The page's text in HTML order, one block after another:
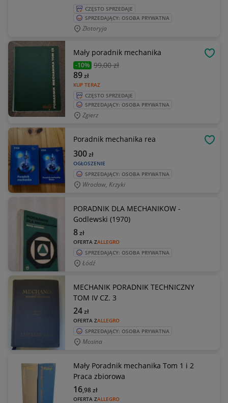
CZĘSTO SPRZEDAJE
SPRZEDAJĄCY: OSOBA PRYWATNA
Złotoryja
Mały poradnik mechanika
-10% 99,00 zł
KUP TERAZ
89zł
CZĘSTO SPRZEDAJE
SPRZEDAJĄCY: OSOBA PRYWATNA
Zgierz
Poradnik mechanika rea
OGŁOSZENIE
300zł
SPRZEDAJĄCY: OSOBA PRYWATNA
Wrocław, Krzyki
PORADNIK DLA MECHANIKOW -
Godlewski (1970)
OFERTA ZALLEGRO
8zł
SPRZEDAJĄCY: OSOBA PRYWATNA
Łódź
MECHANIK PORADNIK TECHNICZNY
TOM IV CZ. 3
OFERTA ZALLEGRO
24zł
SPRZEDAJĄCY: OSOBA PRYWATNA
Mosina
Mały Poradnik mechanika Tom 1 i 2
Praca zbiorowa
OFERTA ZALLEGRO
16,98zł